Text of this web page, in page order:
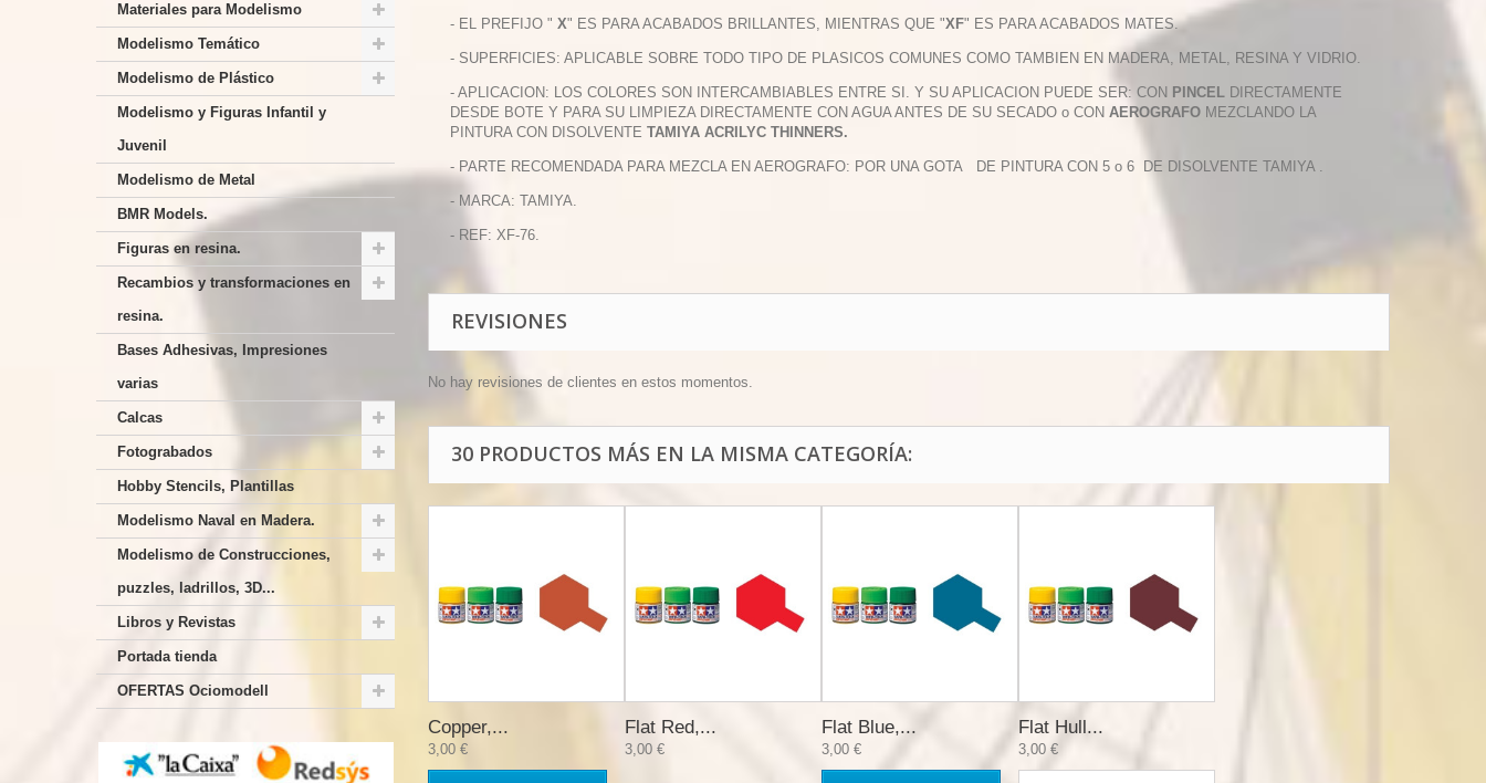
Materiales para Modelismo
Modelismo Temático
Modelismo de Plástico
Modelismo y Figuras Infantil y
Juvenil
Modelismo de Metal
BMR Models.
Figuras en resina.
Recambios y transformaciones en
resina.
Bases Adhesivas, Impresiones
varias
Calcas
Fotograbados
Hobby Stencils, Plantillas
Modelismo Naval en Madera.
Modelismo de Construcciones,
puzzles, ladrillos, 3D...
Libros y Revistas
Portada tienda
OFERTAS Ociomodell
- EL PREFIJO " X" ES PARA ACABADOS BRILLANTES, MIENTRAS QUE "XF" ES PARA ACABADOS MATES.
- SUPERFICIES: APLICABLE SOBRE TODO TIPO DE PLASICOS COMUNES COMO TAMBIEN EN MADERA, METAL, RESINA Y VIDRIO.
- APLICACION: LOS COLORES SON INTERCAMBIABLES ENTRE SI. Y SU APLICACION PUEDE SER: CON PINCEL DIRECTAMENTE
DESDE BOTE Y PARA SU LIMPIEZA DIRECTAMENTE CON AGUA ANTES DE SU SECADO o CON AEROGRAFO MEZCLANDO LA
PINTURA CON DISOLVENTE TAMIYA ACRILYC THINNERS.
- PARTE RECOMENDADA PARA MEZCLA EN AEROGRAFO: POR UNA GOTA DE PINTURA CON 5 o 6 DE DISOLVENTE TAMIYA .
- MARCA: TAMIYA.
- REF: XF-76.
REVISIONES
No hay revisiones de clientes en estos momentos.
30 PRODUCTOS MÁS EN LA MISMA CATEGORÍA:
Copper,...
3,00 €
Flat Red,...
3,00 €
Flat Blue,...
3,00 €
Flat Hull...
3,00 €